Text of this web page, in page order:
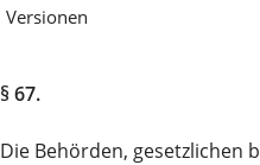
Versionen
§ 67.
Die Behörden, gesetzlichen